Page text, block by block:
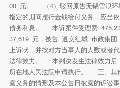
00 元。 （4）驳回原告无锡雪浪环
指定的期间履行金钱给付义务，应当
债务利息。 本诉案件受理费
37,619 元，被告 遵义红城 市政集
上诉状，并按对方当事人的人数或者
法律效力。 本判决发生法律效力后
所在地人民法院申请执行。 三、其
露义务的情形及本公告日披露的诉讼